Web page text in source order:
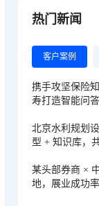
热门新闻
客户案例
携手攻坚保险
寿打造智能问
北京水利规划
型 + 知识库，
某头部券商 ×
地，展业成功